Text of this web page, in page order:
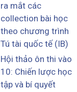
ra mắt các
collection bài học
theo chương trình
Tú tài quốc tế (IB)
Hội thảo ôn thi vào
10: Chiến lược học
tập và bí quyết